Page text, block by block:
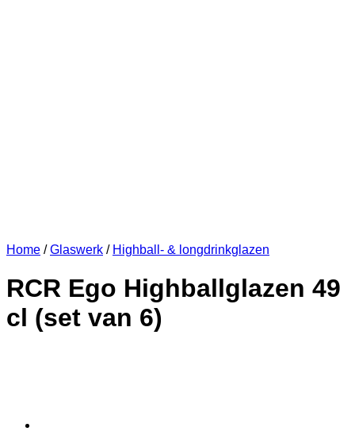
Home / Glaswerk / Highball- & longdrinkglazen
RCR Ego Highballglazen 49
cl (set van 6)